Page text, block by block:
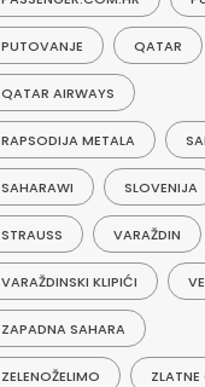
PUTOVANJE QATAR
QATAR AIRWAYS
RAPSODIJA METALA
SAHARAWI SLOVENIJA
STRAUSS VARAŽDIN
VARAŽDINSKI KLIPIĆI
ZAPADNA SAHARA
ZELENOŽELIMO